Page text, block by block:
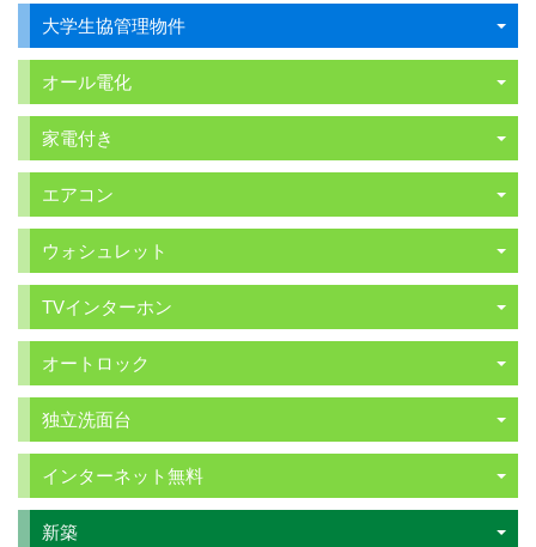
大学生協管理物件
オール電化
家電付き
エアコン
ウォシュレット
TVインターホン
オートロック
独立洗面台
インターネット無料
新築